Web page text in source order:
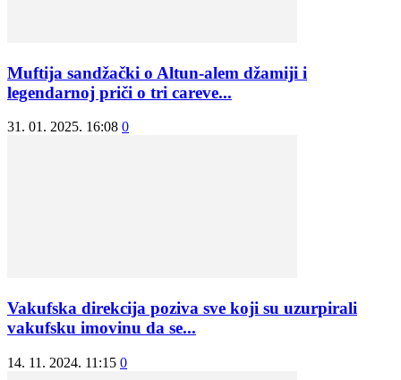
Muftija sandžački o Altun-alem džamiji i
legendarnoj priči o tri careve...
31. 01. 2025. 16:08 0
Vakufska direkcija poziva sve koji su uzurpirali
vakufsku imovinu da se...
14. 11. 2024. 11:15 0